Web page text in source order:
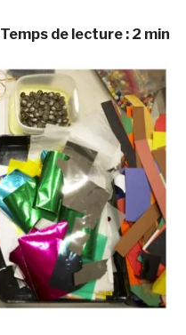
Temps de lecture : 2 min